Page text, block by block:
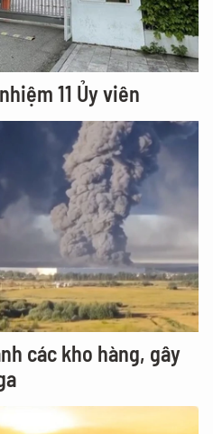
11 Ủy viên
các kho hàng, gây